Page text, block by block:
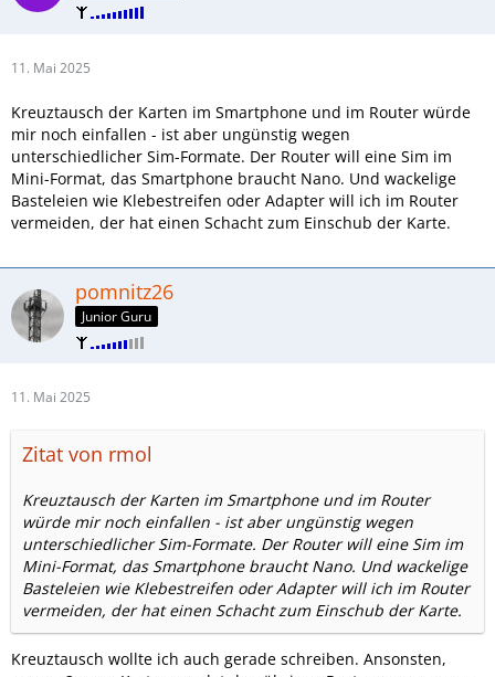
11. Mai 2025
Kreuztausch der Karten im Smartphone und im Router würde
mir noch einfallen - ist aber ungünstig wegen
unterschiedlicher Sim-Formate. Der Router will eine Sim im
Mini-Format, das Smartphone braucht Nano. Und wackelige
Basteleien wie Klebestreifen oder Adapter will ich im Router
vermeiden, der hat einen Schacht zum Einschub der Karte.
pomnitz26
Junior Guru
11. Mai 2025
Zitat von rmol
Kreuztausch der Karten im Smartphone und im Router
würde mir noch einfallen - ist aber ungünstig wegen
unterschiedlicher Sim-Formate. Der Router will eine Sim im
Mini-Format, das Smartphone braucht Nano. Und wackelige
Basteleien wie Klebestreifen oder Adapter will ich im Router
vermeiden, der hat einen Schacht zum Einschub der Karte.
Kreuztausch wollte ich auch gerade schreiben. Ansonsten,